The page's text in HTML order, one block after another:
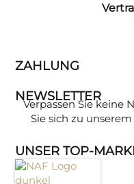
ZAHLUNG
NEWSLETTER
Verpassen Sie keine
Sie sich zu
UNSER TOP-